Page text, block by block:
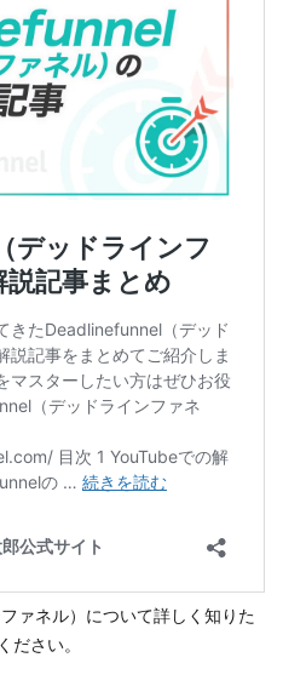
ァネル）について詳しく知りた
ださい。